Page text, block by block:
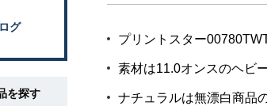
グ
を探す
プリントスター
素材は11.0オンスのヘビ
ナチュラルは無漂白商品